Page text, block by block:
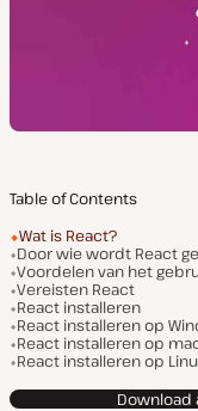
Table of Contents
Wat is React?
Door wie wordt React
Voordelen van het
Vereisten React
React installeren
React installeren op
React installeren op
React installeren op
Download